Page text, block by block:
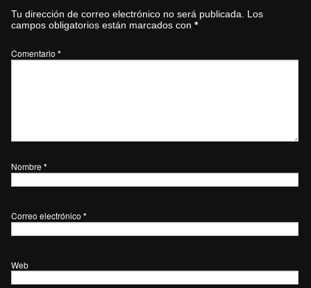
Tu dirección de correo electrónico no será publicada. Los
campos obligatorios están marcados con *
Comentario *
Nombre *
Correo electrónico *
Web